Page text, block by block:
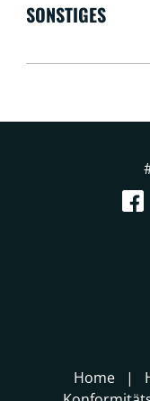
SONSTIGES
Home